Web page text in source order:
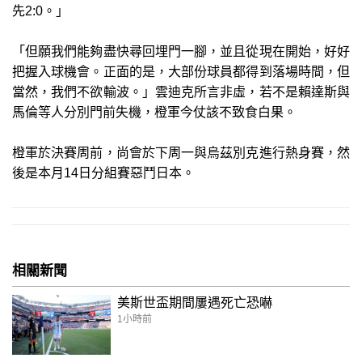
先2:0。」
「但願我們能夠盡快尋回埋門一腳，並且從現在開始，好好
把握入球機會。正面的是，大部份球員都得到落場時間，但
當然，我們不欲輸波。」雲迪克所言非虛，若不是賴達斯與
馬倫等人分別門前失機，橙軍今仗該不致食白果。
橙軍於決賽周前，尚會於下周一與烏茲別克進行熱身賽，然
後是本月14日分組賽惡鬥日本。
相關新聞
美斯世盃期間屢遇死亡恐嚇
1小時前